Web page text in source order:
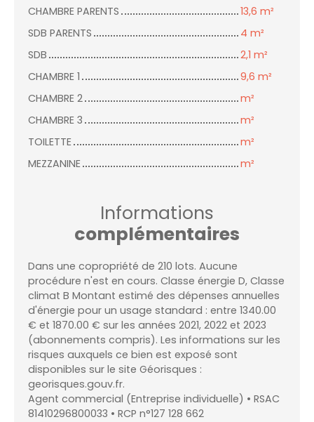
CHAMBRE PARENTS
13,6 m²
SDB PARENTS
4 m²
SDB
2,1 m²
CHAMBRE 1
9,6 m²
CHAMBRE 2
m²
CHAMBRE 3
m²
TOILETTE
m²
MEZZANINE
m²
Informations
complémentaires
Dans une copropriété de 210 lots. Aucune
procédure n'est en cours. Classe énergie D, Classe
climat B Montant estimé des dépenses annuelles
d'énergie pour un usage standard : entre 1340.00
€ et 1870.00 € sur les années 2021, 2022 et 2023
(abonnements compris). Les informations sur les
risques auxquels ce bien est exposé sont
disponibles sur le site Géorisques :
georisques.gouv.fr.
Agent commercial (Entreprise individuelle) • RSAC
81410296800033 • RCP n°127 128 662